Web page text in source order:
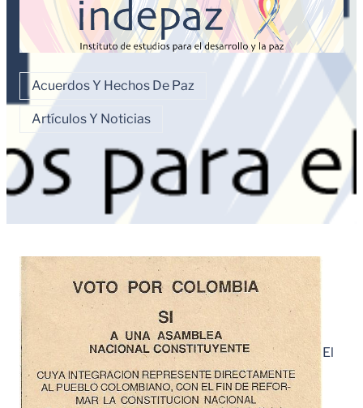
Acuerdos Y Hechos De Paz
Artículos Y Noticias
El